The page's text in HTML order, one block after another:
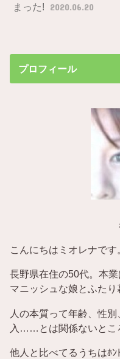
まった!
2020.06.20
プロフィール
こんにちはミオレナです
長野県在住の50代。本業
マニッシュな娘とふたり
人の本質って年齢、性
入……とは関係ないとこ
他人と比べてるうちはﾎﾝ